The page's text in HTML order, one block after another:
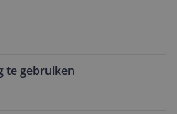
te gebruiken